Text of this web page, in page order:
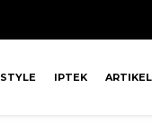
IPTEK ARTIKEL